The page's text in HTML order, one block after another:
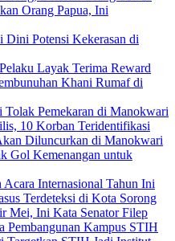
Orang Papua, Ini
Dini Potensi Kekerasan di
Layak Terima Reward
Khani Rumaf di
Tolak Pemekaran di Manokwari
10 Korban Teridentifikasi
Diluncurkan di Manokwari
Gol Kemenangan untuk
Acara Internasional Tahun Ini
Terdeteksi di Kota Sorong
Mei, Ini Kata Senator Filep
Pembangunan Kampus STIH